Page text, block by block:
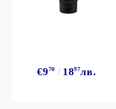
€970 1897лв.